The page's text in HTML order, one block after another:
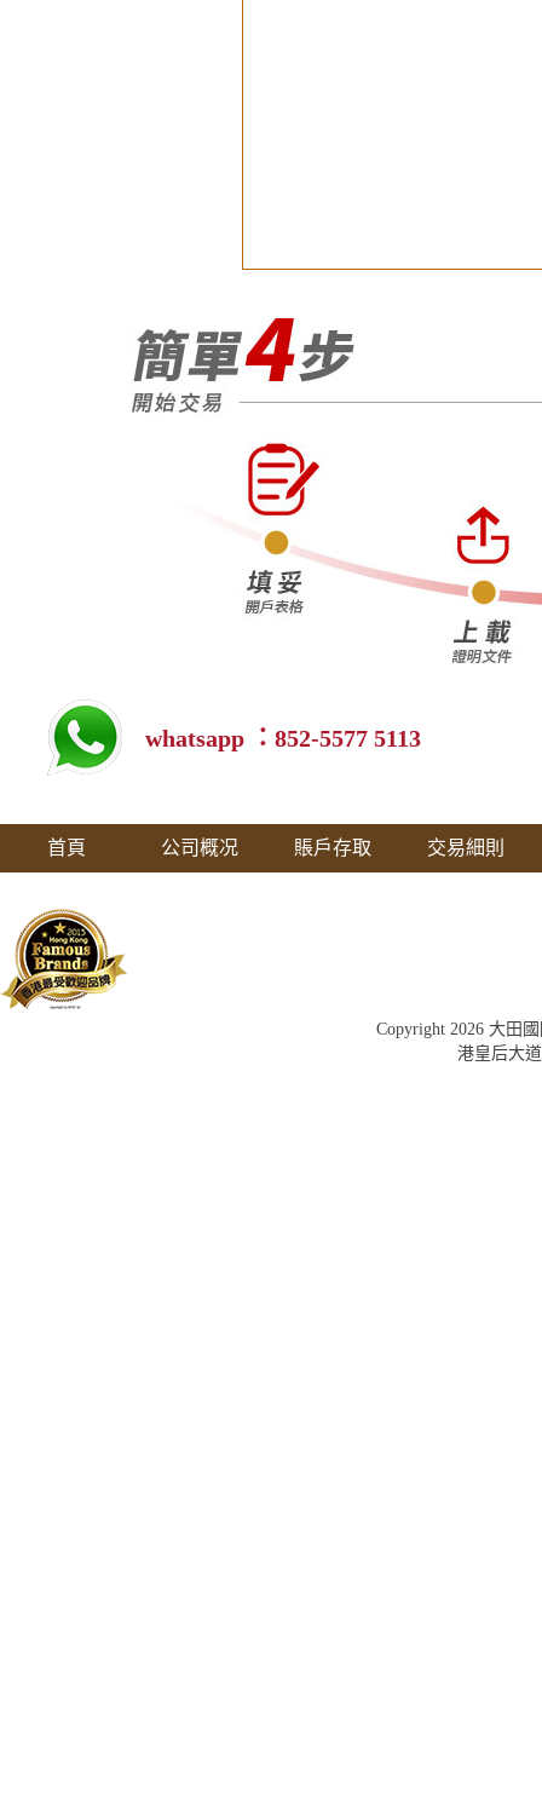
whatsapp ：852-5577 5113
首頁 公司概况 賬戶存取 交易細則
Copyright 2026 大田
港皇后大